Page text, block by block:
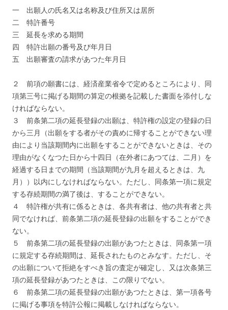
一 出願人の氏名又は名称及び住所又は居所
二 特許番号
三 延長を求める期間
四 特許出願の番号及び年月日
五 出願審査の請求があつた年月日
２ 前項の願書には、経済産業省令で定めるところにより、同
項第三号に掲げる期間の算定の根拠を記載した書面を添付しな
ければならない。
３ 前条第二項の延長登録の出願は、特許権の設定の登録の日
から三月（出願をする者がその責めに帰することができない理
由により当該期間内に出願をすることができないときは、その
理由がなくなつた日から十四日（在外者にあつては、二月）を
経過する日までの期間（当該期間が九月を超えるときは、九
月））以内にしなければならない。ただし、同条第一項に規定
する存続期間の満了後は、することができない。
４ 特許権が共有に係るときは、各共有者は、他の共有者と共
同でなければ、前条第二項の延長登録の出願をすることができ
ない。
５ 前条第二項の延長登録の出願があつたときは、同条第一項
に規定する存続期間は、延長されたものとみなす。ただし、そ
の出願について拒絶をすべき旨の査定が確定し、又は次条第三
項の延長登録があつたときは、この限りでない。
６ 前条第二項の延長登録の出願があつたときは、第一項各号
に掲げる事項を特許公報に掲載しなければならない。